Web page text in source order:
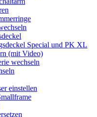
Special und PK XL
(mit Video)
wechseln
einstellen